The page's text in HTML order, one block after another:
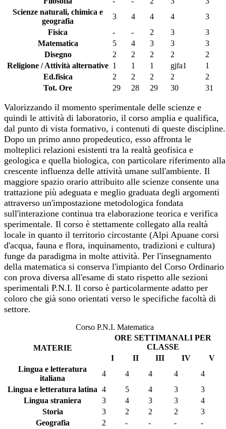
Tot. Ore 29 28 29 30 31
Scienze naturali, chimica e
geografia
3 4 4 4
3
Fisica
- - 2 3
3
Matematica
5 4 3 3
3
Disegno
2 2 2 2
2
Religione / Attività alternative 1 1 1 gjfa1
1
Ed.fisica
2 2 2 2 2
Valorizzando il momento sperimentale delle scienze e
quindi le attività di laboratorio, il corso amplia e qualifica,
dal punto di vista formativo, i contenuti di queste discipline.
Dopo un primo anno propedeutico, esso affronta le
molteplici relazioni esistenti tra la realtà geofisica e
geologica e quella biologica, con particolare riferimento alla
crescente influenza delle attività umane sull'ambiente. Il
maggiore spazio orario attribuito alle scienze consente una
trattazione più adeguata e meglio graduata degli argomenti
attraverso un'impostazione metodologica fondata
sull'interazione continua tra elaborazione teorica e verifica
sperimentale. Il corso è stettamente collegato alla realtà
locale in quanto il territorio circostante (Alpi Apuane corsi
d'acqua, fauna e flora, inquinamento, tradizioni e cultura)
funge da paradigma in molte attività. Per l'insegnamento
della matematica si conserva l'impianto del Corso Ordinario
con prova diversa all'esame di stato rispetto alle sezioni
sperimentali P.N.I. Il corso è particolarmente adatto per
coloro che già sono orientati verso le specifiche facoltà di
settore.
Corso P.N.I. Matematica
MATERIE
ORE SETTIMANALI PER
CLASSE
I
II III IV V
Lingua e letteratura
italiana
4 4 4 4
4
Lingua e letteratura latina 4 5 4 3
3
Lingua straniera
3 4 3 3
4
Storia
3 2 2 2
3
Geografia
2 - - -
-